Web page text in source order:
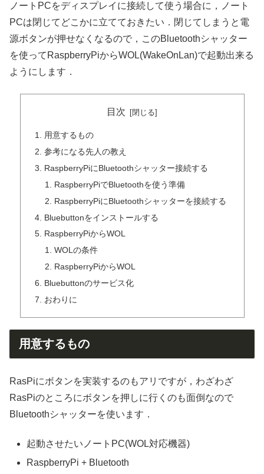
ノートPCをディスプレイに接続して使う場合に，ノート
PCは閉じてどこかに立てておきたい．閉じてしまうと電
源ボタンが押せなくなるので，このBluetoothシャッター
を使ってRaspberryPiからWOL(WakeOnLan)で起動出来る
ようにします．
目次
用意するもの
参考になる先人の教え
RaspberryPiにBluetoothシャッター接続する
RaspberryPiでBluetoothを使う準備
RaspberryPiにBluetoothシャッターを接続する
Bluebuttonをインストールする
RaspberryPiからWOL
WOLの条件
RaspberryPiからWOL
Bluebuttonのサービス化
おわりに
用意するもの
RasPiにボタンを実装するのもアリですが，わざわざ
RasPiのところにボタンを押しに行くのも面倒なので
Bluetoothシャッターを使います．
起動させたいノートPC(WOL対応機器)
RaspberryPi + Bluetooth